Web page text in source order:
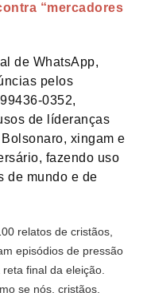
“mercadores
de WhatsApp,
pelos
0352,
de líderanças
xingam e
fazendo uso
de mundo e de
relatos de cristãos,
episódios de pressão
final da eleição.
se nós, cristãos,